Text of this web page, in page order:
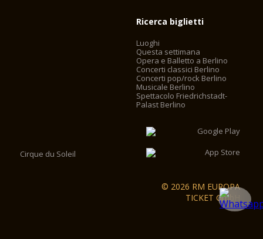
Ricerca biglietti
Luoghi
Questa settimana
Opera e Balletto a Berlino
Concerti classici Berlino
Concerti pop/rock Berlino
Musicale Berlino
Spettacolo Friedrichstadt-
Palast Berlino
Cirque du Soleil
© 2026 RM EUROPA
TICKET GmbH